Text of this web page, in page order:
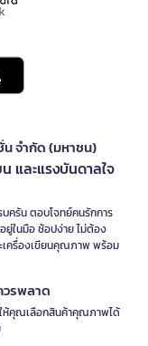
น จำกัด (มหาชน)
และแรงบันดาลใจ
ครัน ตอบโจทย์คนรักการ
ยู่ในมือ ช้อปง่าย ไม่ต้อง
เครื่องเขียนคุณภาพ พร้อม
รพลาด
ให้คุณเลือกสินค้าคุณภาพได้